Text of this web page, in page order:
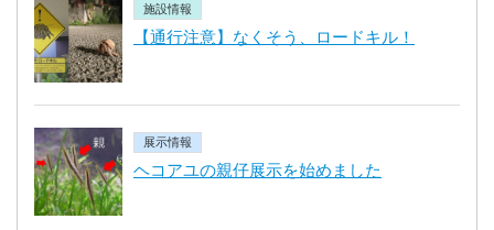
施設情報
【通行注意】なくそう、ロードキル！
展示情報
ヘコアユの親仔展示を始めました